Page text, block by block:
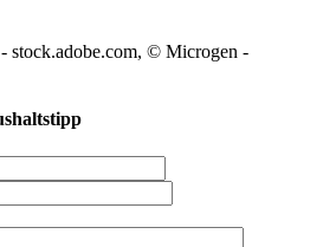
stock.adobe.com, © Microgen -